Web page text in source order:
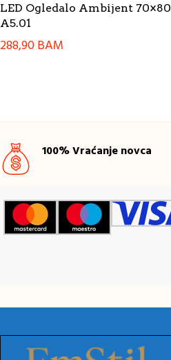
LED Ogledalo Ambijent 70×80
A5.01
288,90BAM
100% Vraćanje novca